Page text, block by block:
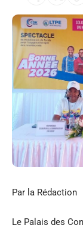
Par la Rédaction
Le Palais des